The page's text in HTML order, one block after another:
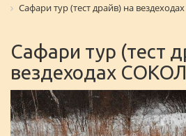
Сафари тур (тест драйв) на
Сафари тур (тест
вездеходах